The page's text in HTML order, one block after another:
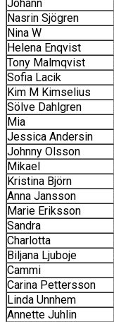
Johann
Nasrin Sjögren
Nina W
Helena Enqvist
Tony Malmqvist
Sofia Lacik
Kim M Kimselius
Sölve Dahlgren
Mia
Jessica Andersin
Johnny Olsson
Mikael
Kristina Björn
Anna Jansson
Marie Eriksson
Sandra
Charlotta
Biljana Ljuboje
Cammi
Carina Pettersson
Linda Unnhem
Annette Juhlin